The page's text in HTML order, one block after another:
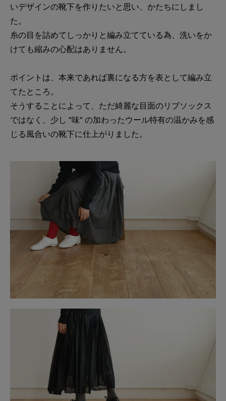
いデザインの靴下を作りたいと思い、かたちにしまし
た。
糸の目を詰めてしっかりと編み立てている為、洗いをか
けても縮みの心配はありません。
ポイントは、本来であれば裏になる方を表として編み立
てたところ。
そうすることによって、ただ綺麗な目面のリブソックス
ではなく、少し "味" の加わったウール特有の温かみを感
じる風合いの靴下に仕上がりました。